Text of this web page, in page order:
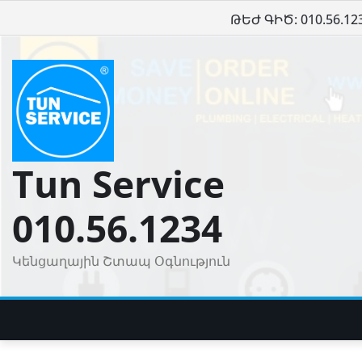
to
ԹԵԺ ԳԻԾ:
Tun Service
010.56.1234
Կենցաղային Շտապ Օգնություն